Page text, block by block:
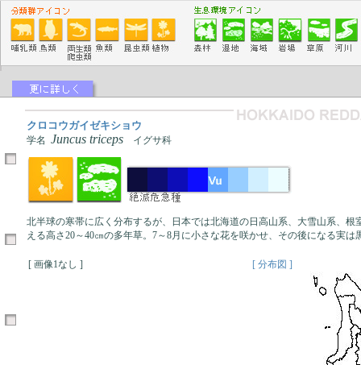
クロコウガイゼキショウ
学名 Juncus triceps イグサ科
北半球の寒帯に広く分布するが、日本では北海道の日高山系、大雪山系、根
える高さ20～40㎝の多年草。7～8月に小さな花を咲かせ、その後になる実
[ 画像1なし ] [ 分布図 ]